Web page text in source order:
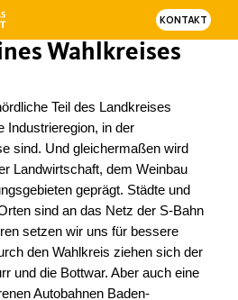
KONTAKT
Wahlkreises
Teil des Landkreises
Industrieregion, in der
sind. Und gleichermaßen wird
Landwirtschaft, dem Weinbau
geprägt. Städte und
sind an das Netz der S-Bahn
setzen wir uns für bessere
den Wahlkreis ziehen sich der
und die Bottwar. Aber auch eine
Autobahnen Baden-